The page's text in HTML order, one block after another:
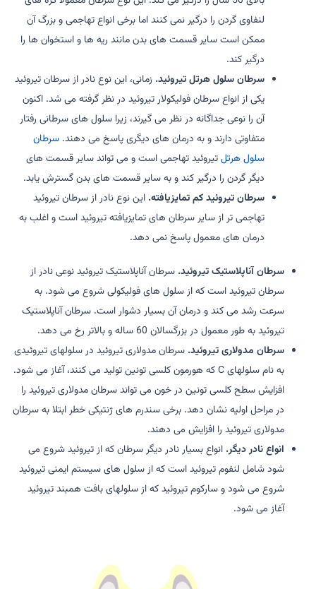
لنفاوی گردن را درگیر نمی کنند اما برخی انواع تهاجمی و بزرگ آن
ممکن است سایر قسمت های بدن مانند ریه ها و استخوان ها را
درگیر کند.
سرطان سلول هرتل تیروئید. زمانی، این نوع نادر از سرطان تیروئید
یکی از انواع سرطان فولیکولار تیروئید در نظر گرفته می شد. اکنون
آن را نوعی جداگانه در نظر می گیرند، زیرا سلول های سرطانی رفتار
متفاوتی دارند و به درمان های دیگری پاسخ می دهند.سرطان
سلول هرتلتیروئید تهاجمی است و می تواند سایر قسمت های
دیگر گردن را درگیر کند و به سایر قسمت های بدن گسترش یابد.
سرطان تیروئید کم تمایزیافته. این نوع نادر از سرطان تیروئید
تهاجمی تر از سایر سرطان های تمایزیافته تیروئید است و اغلب به
درمان های معمول پاسخ نمی دهد.
سرطان آناپلاستیک تیروئید. سرطان آناپلاستیک تیروئید نوعی نادر از
سرطان تیروئید است که از سلول های فولیکولی شروع می شود. به
سرعت رشد می کند و درمان آن بسیار دشوار است. سرطان آناپلاستیک
تیروئید به طور معمول در بزرگسالان 60 ساله و بالاتر رخ می دهد.
سرطان مدولاری تیروئید. سرطان مدولاری تیروئید در سلولهای تیروئیدی
به نام سلولهای C که هورمون کلسی تونین تولید می کنند، آغاز می شود.
افزایش سطح کلسی تونین در خون می تواند سرطان مدولاری تیروئید را
در مراحل اولیه نشان دهد. برخی سندرم های ژنتیکی خطر ابتلا به سرطان
مدولاری تیروئید را افزایش می دهند.
انواع نادر دیگر. انواع بسیار نادر دیگر سرطان که از تیروئید شروع می
شود شامل لنفوم تیروئید است که از سلول های سیستم ایمنی تیروئید
شروع می شود و سارکوم تیروئید که از سلولهای بافت همبند تیروئید
آغاز می شود.